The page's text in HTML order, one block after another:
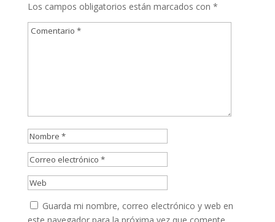
Los campos obligatorios están marcados con *
Guarda mi nombre, correo electrónico y web en